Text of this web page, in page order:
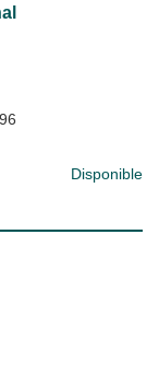
Disponible